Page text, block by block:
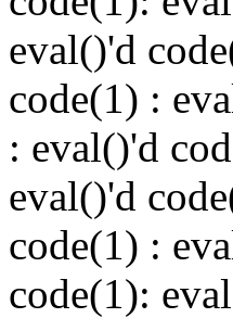
eval()'d
code(1) :
: eval()'d
eval()'d
code(1) :
code(1):